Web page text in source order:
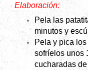
Elaboración:
Pela las
minutos y
Pela y pica
sofríelos unos
cucharadas